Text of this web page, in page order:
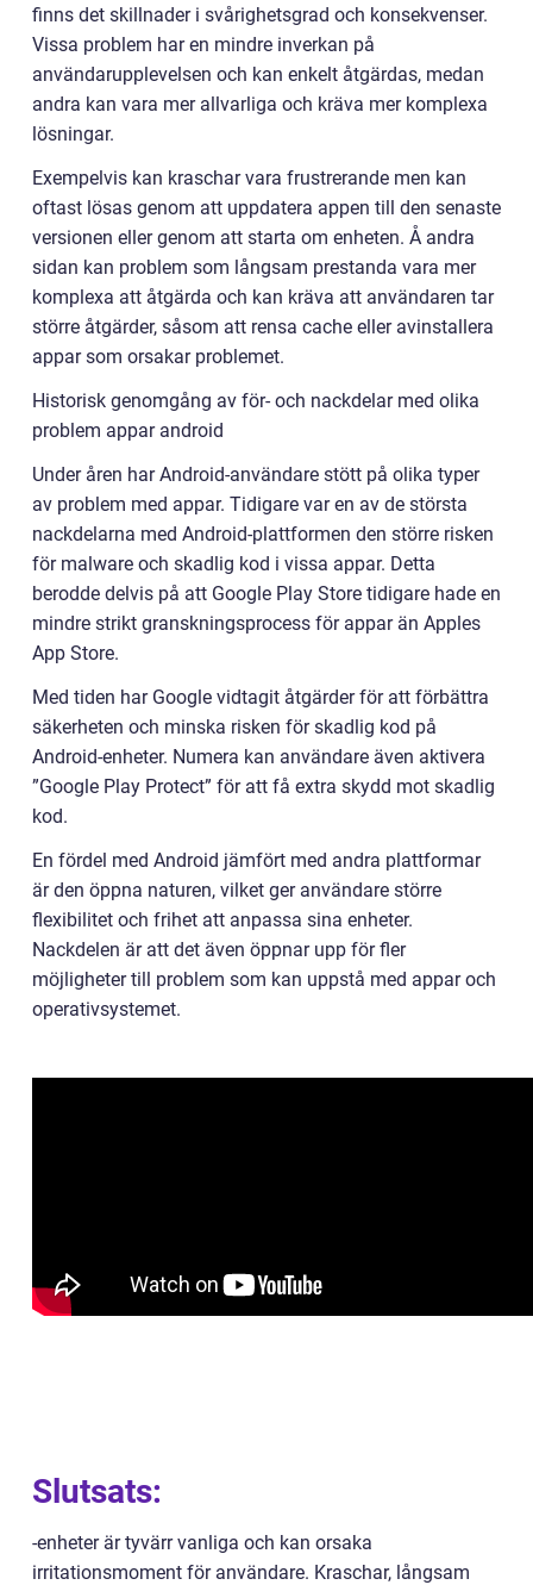
finns det skillnader i svårighetsgrad och konsekvenser.
Vissa problem har en mindre inverkan på
användarupplevelsen och kan enkelt åtgärdas, medan
andra kan vara mer allvarliga och kräva mer komplexa
lösningar.
Exempelvis kan kraschar vara frustrerande men kan
oftast lösas genom att uppdatera appen till den senaste
versionen eller genom att starta om enheten. Å andra
sidan kan problem som långsam prestanda vara mer
komplexa att åtgärda och kan kräva att användaren tar
större åtgärder, såsom att rensa cache eller avinstallera
appar som orsakar problemet.
Historisk genomgång av för- och nackdelar med olika
problem appar android
Under åren har Android-användare stött på olika typer
av problem med appar. Tidigare var en av de största
nackdelarna med Android-plattformen den större risken
för malware och skadlig kod i vissa appar. Detta
berodde delvis på att Google Play Store tidigare hade en
mindre strikt granskningsprocess för appar än Apples
App Store.
Med tiden har Google vidtagit åtgärder för att förbättra
säkerheten och minska risken för skadlig kod på
Android-enheter. Numera kan användare även aktivera
”Google Play Protect” för att få extra skydd mot skadlig
kod.
En fördel med Android jämfört med andra plattformar
är den öppna naturen, vilket ger användare större
flexibilitet och frihet att anpassa sina enheter.
Nackdelen är att det även öppnar upp för fler
möjligheter till problem som kan uppstå med appar och
operativsystemet.
Slutsats:
-enheter är tyvärr vanliga och kan orsaka
irritationsmoment för användare. Kraschar, långsam